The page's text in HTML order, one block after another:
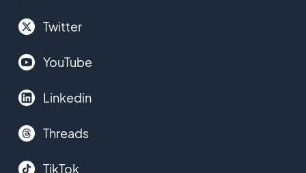
Twitter
YouTube
Linkedin
Threads
TikTok